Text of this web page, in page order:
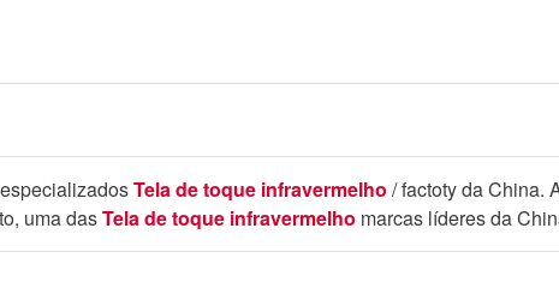
Tela de toque infravermelho / factoty da China.
uma dasTela de toque infravermelho marcas líderes da